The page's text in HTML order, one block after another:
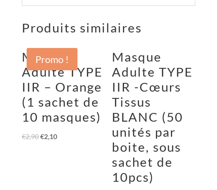
Produits similaires
Promo !
Masque
Adulte TYPE
IIR – Orange
(1 sachet de
10 masques)
€2,90€2,10
Masque
Adulte TYPE
IIR -Cœurs
Tissus
BLANC (50
unités par
boite, sous
sachet de
10pcs)